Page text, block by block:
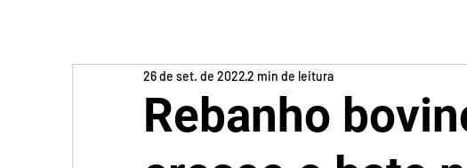
Rebanho
26 de set. de 20222 min de leitura